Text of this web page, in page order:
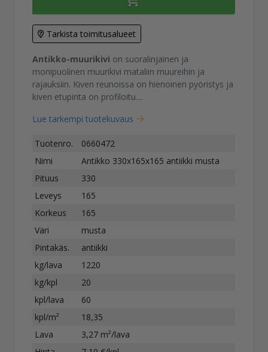
Tarkista toimitusalueet
Antikko-muurikivi on suoralinjainen ja
monipuolinen muurikivi mataliin muureihin ja
rajauksiin. Kiven reunoissa on hienoinen pyöristys ja
kiven etupinta on profiloitu....
Lue tarkempi tuotekuvaus
Tuotenro.
0660472
Nimi
Antikko 330x165x165 antiikki musta
Pituus
330
Leveys
165
Korkeus
165
Väri
musta
Pintakäs.
antiikki
kg/lava
1220
kg/kpl
20
kpl/lava
60
kpl/m²
18,35
Lava
3,27 m²/lava